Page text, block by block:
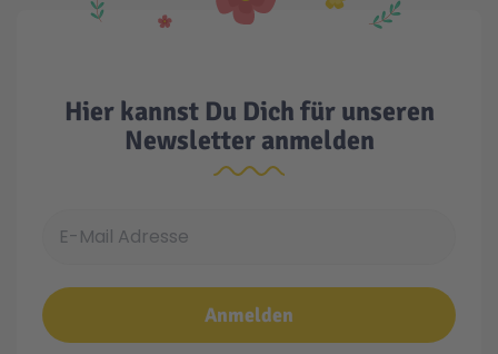
Hier kannst Du Dich für unseren
Newsletter anmelden
Anmelden